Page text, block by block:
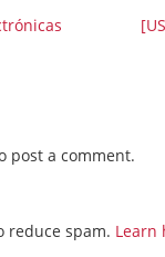
post a comment.
reduce spam. Learn